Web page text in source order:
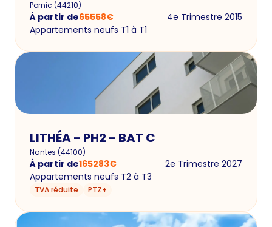
Pornic (44210)
À partir de65558€
4e Trimestre 2015
Appartements neufs T1 à T1
LITHÉA - PH2 - BAT C
Nantes (44100)
À partir de165283€
2e Trimestre 2027
Appartements neufs T2 à T3
TVA réduite PTZ+